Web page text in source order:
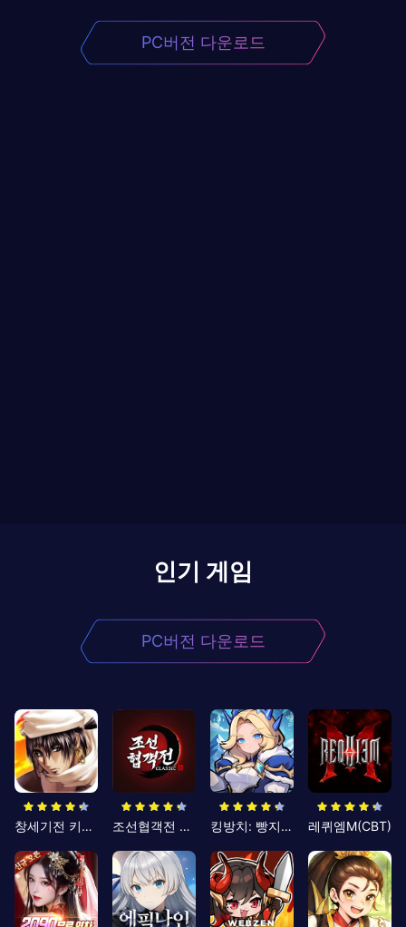
PC버전 다운로드
인기 게임
PC버전 다운로드
창세기전 키우기 조선협객전 클래식 킹방치: 빵지의 제왕 레퀴엠M(CBT)